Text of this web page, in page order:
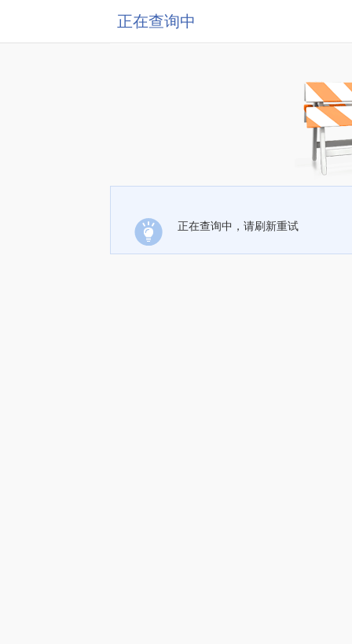
正在查询中
正在查询中，请刷新重试